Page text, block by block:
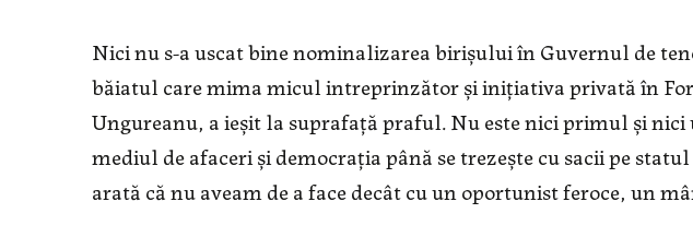
Nici nu s-a uscat bine nominalizarea birișului în Guvernul de
băiatul care mima micul intreprinzător și inițiativa privată în
Ungureanu, a ieșit la suprafață praful. Nu este nici primul și
mediul de afaceri și democrația până se trezește cu sacii pe
arată că nu aveam de a face decât cu un oportunist feroce, un